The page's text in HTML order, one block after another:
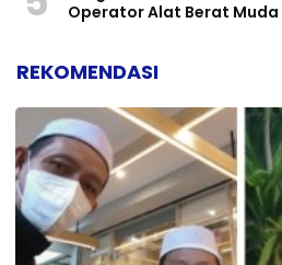
Operator Alat Berat Muda
REKOMENDASI